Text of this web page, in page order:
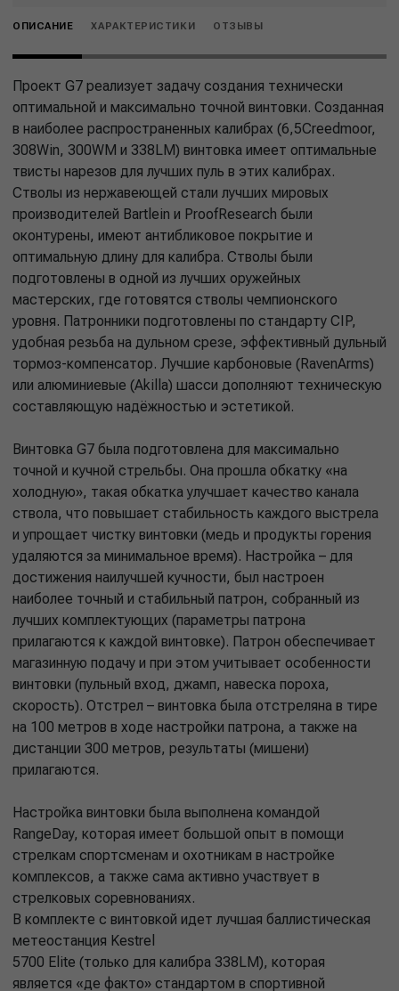
ОПИСАНИЕ ХАРАКТЕРИСТИКИ ОТЗЫВЫ
Проект G7 реализует задачу создания технически
оптимальной и максимально точной винтовки. Созданная
в наиболее распространенных калибрах (6,5Creedmoor,
308Win, 300WM и 338LM) винтовка имеет оптимальные
твисты нарезов для лучших пуль в этих калибрах.
Стволы из нержавеющей стали лучших мировых
производителей Bartlein и ProofResearch были
оконтурены, имеют антибликовое покрытие и
оптимальную длину для калибра. Стволы были
подготовлены в одной из лучших оружейных
мастерских, где готовятся стволы чемпионского
уровня. Патронники подготовлены по стандарту CIP,
удобная резьба на дульном срезе, эффективный дульный
тормоз-компенсатор. Лучшие карбоновые (RavenArms)
или алюминиевые (Akilla) шасси дополняют техническую
составляющую надёжностью и эстетикой.
Винтовка G7 была подготовлена для максимально
точной и кучной стрельбы. Она прошла обкатку «на
холодную», такая обкатка улучшает качество канала
ствола, что повышает стабильность каждого выстрела
и упрощает чистку винтовки (медь и продукты горения
удаляются за минимальное время). Настройка – для
достижения наилучшей кучности, был настроен
наиболее точный и стабильный патрон, собранный из
лучших комплектующих (параметры патрона
прилагаются к каждой винтовке). Патрон обеспечивает
магазинную подачу и при этом учитывает особенности
винтовки (пульный вход, джамп, навеска пороха,
скорость). Отстрел – винтовка была отстреляна в тире
на 100 метров в ходе настройки патрона, а также на
дистанции 300 метров, результаты (мишени)
прилагаются.
Настройка винтовки была выполнена командой
RangeDay, которая имеет большой опыт в помощи
стрелкам спортсменам и охотникам в настройке
комплексов, а также сама активно участвует в
стрелковых соревнованиях.
В комплекте с винтовкой идет лучшая баллистическая
метеостанция Kestrel
5700 Elite (только для калибра 338LM), которая
является «де факто» стандартом в спортивной